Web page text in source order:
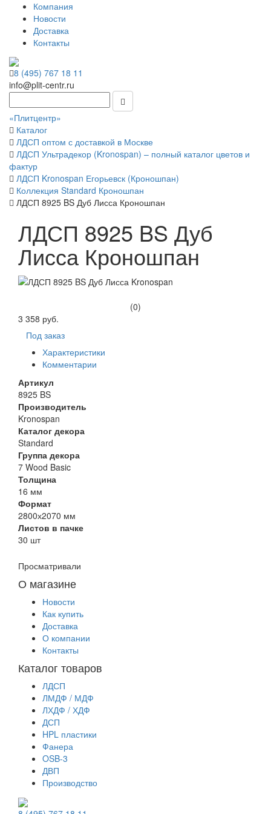
Компания
Новости
Доставка
Контакты
8 (495) 767 18 11
info@plit-centr.ru
«Плитцентр»
Каталог
ЛДСП оптом с доставкой в Москве
ЛДСП Ультрадекор (Kronospan) – полный каталог цветов и
фактур
ЛДСП Kronospan Егорьевск (Кроношпан)
Коллекция Standard Кроношпан
ЛДСП 8925 BS Дуб Лисса Кроношпан
ЛДСП 8925 BS Дуб
Лисса Кроношпан
(0)
3 358 руб.
Под заказ
Характеристики
Комментарии
Артикул
8925 BS
Производитель
Kronospan
Каталог декора
Standard
Группа декора
7 Wood Basic
Толщина
16 мм
Формат
2800х2070 мм
Листов в пачке
30 шт
Просматривали
О магазине
Новости
Как купить
Доставка
О компании
Контакты
Каталог товаров
ЛДСП
ЛМДФ / МДФ
ЛХДФ / ХДФ
ДСП
HPL пластики
Фанера
OSB-3
ДВП
Производство